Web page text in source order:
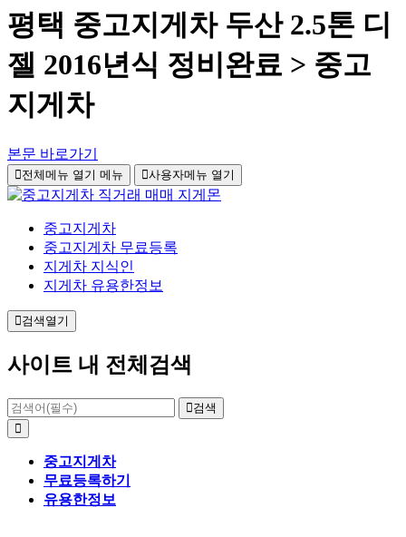
평택 중고지게차 두산 2.5톤 디
젤 2016년식 정비완료 > 중고
지게차
본문 바로가기
전체메뉴 열기 메뉴 사용자메뉴 열기
중고지게차
중고지게차 무료등록
지게차 지식인
지게차 유용한정보
검색열기
사이트 내 전체검색
검색
중고지게차
무료등록하기
유용한정보